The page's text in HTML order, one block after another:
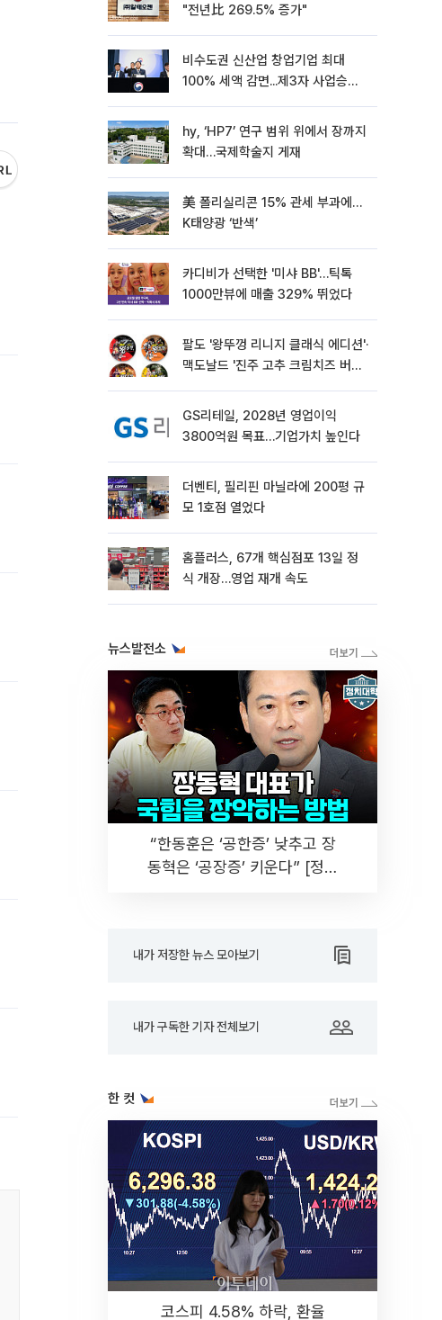
"전년比 269.5% 증가"
비수도권 신산업 창업기업 최대
100% 세액 감면...제3자 사업승계
hy, ‘HP7’ 연구 범위 위에서 장까지
확대…국제학술지 게재
美 폴리실리콘 15% 관세 부과에…
K태양광 ‘반색’
카디비가 선택한 '미샤 BB'…틱톡
1000만뷰에 매출 329% 뛰었다
팔도 '왕뚜껑 리니지 클래식 에디션'·
맥도날드 '진주 고추 크림치즈 버거'
GS리테일, 2028년 영업이익
3800억원 목표…기업가치 높인다
더벤티, 필리핀 마닐라에 200평 규
모 1호점 열었다
홈플러스, 67개 핵심점포 13일 정
식 개장…영업 재개 속도
뉴스발전소
“한동훈은 ‘공한증’ 낮추고 장
동혁은 ‘공장증’ 키운다” [정치
내가 저장한 뉴스 모아보기
내가 구독한 기자 전체보기
한 컷
코스피 4.58% 하락, 환율